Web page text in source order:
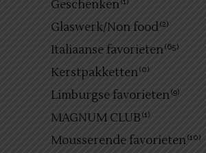
Geschenken
Glaswerk/Non food(2)
Italiaanse favorieten(65)
Kerstpakketten(0)
Limburgse favorieten(9)
MAGNUM CLUB (1)
Mousserende favorieten(10)